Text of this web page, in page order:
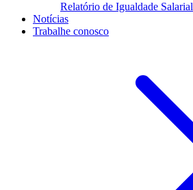
Relatório de Igualdade Salarial
Notícias
Trabalhe conosco